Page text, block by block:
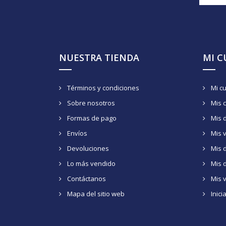
NUESTRA TIENDA
Términos y condiciones
Sobre nosotros
Formas de pago
Envíos
Devoluciones
Lo más vendido
Contáctanos
Mapa del sitio web
MI
Mi
Mis
Mis
Mis
Mis
Mis
Mis